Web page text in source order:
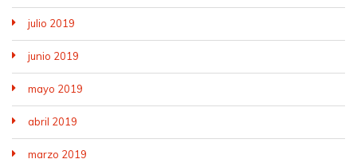
julio 2019
junio 2019
mayo 2019
abril 2019
marzo 2019